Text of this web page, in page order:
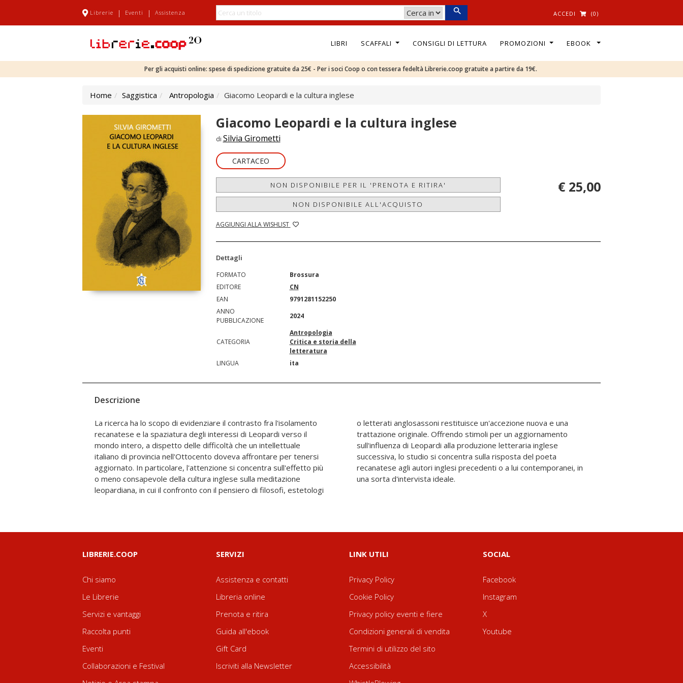
Librerie | Eventi | Assistenza ACCEDI (0)
LIBRI SCAFFALI CONSIGLI DI LETTURA PROMOZIONI EBOOK
Per gli acquisti online: spese di spedizione gratuite da 25€ - Per i soci Coop o con tessera fedeltà Librerie.coop gratuite a partire da 19€.
Home Saggistica Antropologia Giacomo Leopardi e la cultura inglese
Giacomo Leopardi e la cultura inglese
di Silvia Girometti
CARTACEO
NON DISPONIBILE PER IL 'PRENOTA E RITIRA'
NON DISPONIBILE ALL'ACQUISTO
AGGIUNGI ALLA WISHLIST
€ 25,00
Dettagli
FORMATO
Brossura
EDITORE
CN
EAN
9791281152250
ANNO
PUBBLICAZIONE
2024
CATEGORIA
Antropologia
Critica e storia della
letteratura
LINGUA
ita
Descrizione
La ricerca ha lo scopo di evidenziare il contrasto fra l'isolamento
recanatese e la spaziatura degli interessi di Leopardi verso il
mondo intero, a dispetto delle difficoltà che un intellettuale
italiano di provincia nell'Ottocento doveva affrontare per tenersi
aggiornato. In particolare, l'attenzione si concentra sull'effetto più
o meno consapevole della cultura inglese sulla meditazione
leopardiana, in cui il confronto con il pensiero di filosofi, estetologi
o letterati anglosassoni restituisce un'accezione nuova e una
trattazione originale. Offrendo stimoli per un aggiornamento
sull'influenza di Leopardi alla produzione letteraria inglese
successiva, lo studio si concentra sulla risposta del poeta
recanatese agli autori inglesi precedenti o a lui contemporanei, in
una sorta d'intervista ideale.
LIBRERIE.COOP
Chi siamo
Le Librerie
Servizi e vantaggi
Raccolta punti
Eventi
Collaborazioni e Festival
SERVIZI
Assistenza e contatti
Libreria online
Prenota e ritira
Guida all'ebook
Gift Card
Iscriviti alla Newsletter
LINK UTILI
Privacy Policy
Cookie Policy
Privacy policy eventi e fiere
Condizioni generali di vendita
Termini di utilizzo del sito
Accessibilità
SOCIAL
Facebook
Instagram
X
Youtube